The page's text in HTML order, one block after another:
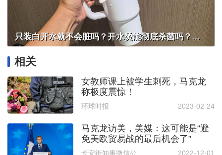
只装白开水就不会脏吗？开水烫能彻底杀菌吗？感控专家详解“吸管杯”藏菌真相｜都视频·热观察
相关
女教师课上被学生刺死，马克龙
称极度震惊！
环球时报 2023-02-24
马克龙访美，美媒：这可能是“避
免美欧贸易战的最后机会了”
2022-12-01